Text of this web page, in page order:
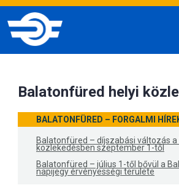
Balatonfüred helyi
BALATONFÜRED – FORGALMI
Balatonfüred – díjszabási változás a
közlekedésben szeptember 1-től
Balatonfüred – július 1-től bővül a
napijegy érvényességi területe